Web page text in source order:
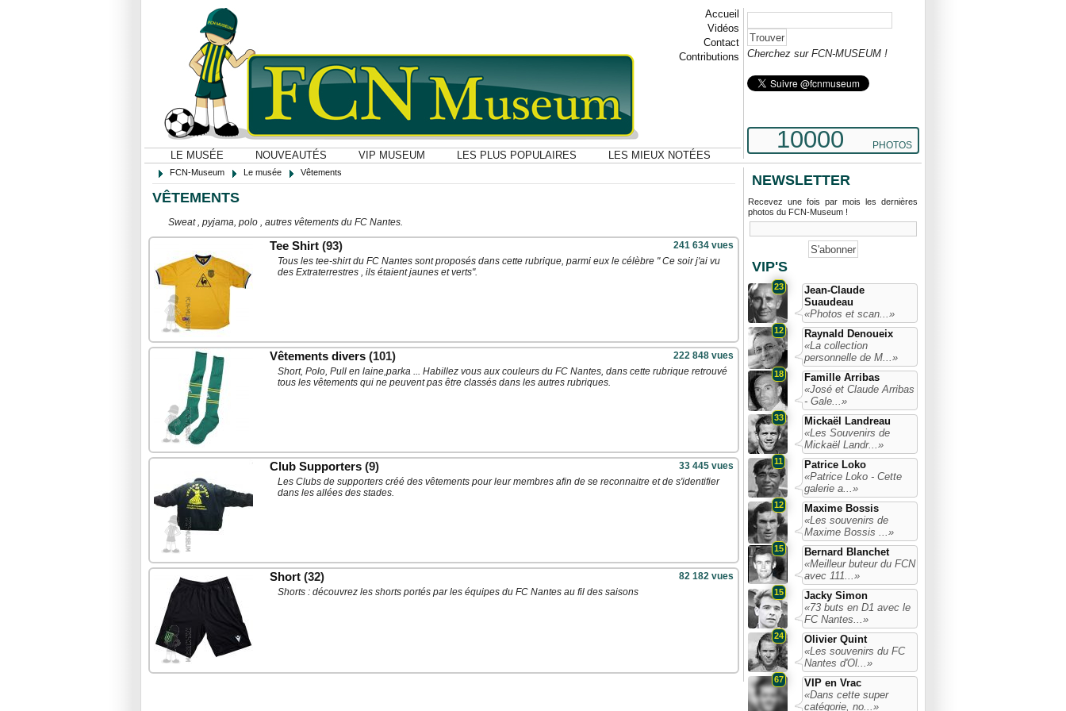
Accueil
Vidéos
Contact
Contributions
LE MUSÉE NOUVEAUTÉS VIP MUSEUM LES PLUS POPULAIRES LES MIEUX NOTÉES
Cherchez sur FCN-MUSEUM !
10000 PHOTOS
FCN-Museum Le musée Vêtements
VÊTEMENTS
Sweat , pyjama, polo , autres vêtements du FC Nantes.
Tee Shirt (93) 241 634 vues
Tous les tee-shirt du FC Nantes sont proposés dans cette rubrique, parmi eux le célèbre " Ce soir j'ai vu
des Extraterrestres , ils étaient jaunes et verts".
Vêtements divers (101) 222 848 vues
Short, Polo, Pull en laine,parka ... Habillez vous aux couleurs du FC Nantes, dans cette rubrique retrouvé
tous les vêtements qui ne peuvent pas être classés dans les autres rubriques.
Club Supporters (9) 33 445 vues
Les Clubs de supporters créé des vêtements pour leur membres afin de se reconnaitre et de s'identifier
dans les allées des stades.
Short (32) 82 182 vues
Shorts : découvrez les shorts portés par les équipes du FC Nantes au fil des saisons
NEWSLETTER
Recevez une fois par mois les dernières
photos du FCN-Museum !
VIP'S
23
Jean-Claude
Suaudeau
«Photos et scan...»
12
Raynald Denoueix
«La collection
personnelle de M...»
18
Famille Arribas
«José et Claude Arribas
- Gale...»
33
Mickaël Landreau
«Les Souvenirs de
Mickaël Landr...»
11
Patrice Loko
«Patrice Loko - Cette
galerie a...»
12
Maxime Bossis
«Les souvenirs de
Maxime Bossis ...»
15
Bernard Blanchet
«Meilleur buteur du FCN
avec 111...»
15
Jacky Simon
«73 buts en D1 avec le
FC Nantes...»
24
Olivier Quint
«Les souvenirs du FC
Nantes d'Ol...»
67
VIP en Vrac
«Dans cette super
catégorie, no...»